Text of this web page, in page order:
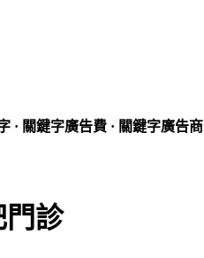
· 關鍵字廣告費 · 關鍵字廣告商
門診